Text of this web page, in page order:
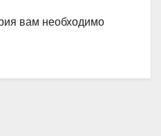
вам необходимо